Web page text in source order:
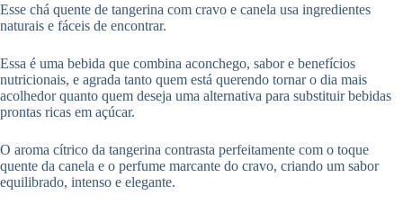
Esse chá quente de tangerina com cravo e canela usa ingredientes
naturais e fáceis de encontrar.
Essa é uma bebida que combina aconchego, sabor e benefícios
nutricionais, e agrada tanto quem está querendo tornar o dia mais
acolhedor quanto quem deseja uma alternativa para substituir bebidas
prontas ricas em açúcar.
O aroma cítrico da tangerina contrasta perfeitamente com o toque
quente da canela e o perfume marcante do cravo, criando um sabor
equilibrado, intenso e elegante.